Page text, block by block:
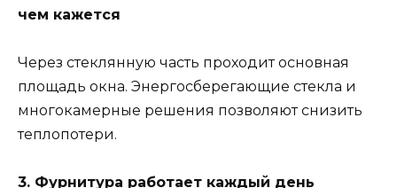
чем кажется
Через стеклянную часть проходит основная
площадь окна. Энергосберегающие стекла и
многокамерные решения позволяют снизить
теплопотери.
3. Фурнитура работает каждый день